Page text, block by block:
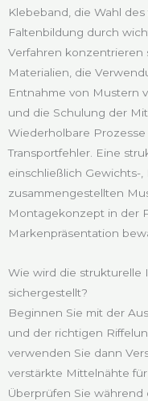
Klebeband, die Wahl
Faltenbildung durch
Verfahren konzentrieren
Materialien, die
Entnahme von Mustern
und die Schulung der
Wiederholbare
Transportfehler. Eine
einschließlich Gewichts-
zusammengestellten
Montagekonzept in der
Markenpräsentation
Wie wird die strukturelle
sichergestellt?
Beginnen Sie mit der
und der richtigen
verwenden Sie dann
verstärkte Mittelnähte
Überprüfen Sie